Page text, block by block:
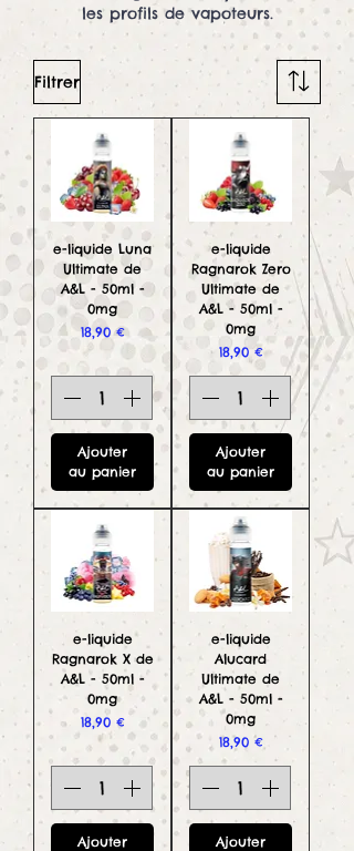
les profils de vapoteurs.
Filtrer
e-liquide Luna
Ultimate de
A&L - 50ml -
0mg
Prix
18,90 €
Ajouter
au panier
e-liquide
Ragnarok Zero
Ultimate de
A&L - 50ml -
0mg
Prix
18,90 €
Ajouter
au panier
e-liquide
Ragnarok X de
A&L - 50ml -
0mg
Prix
18,90 €
Ajouter
e-liquide
Alucard
Ultimate de
A&L - 50ml -
0mg
Prix
18,90 €
Ajouter